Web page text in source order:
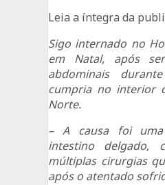
Leia a íntegra da
Sigo internado no
em Natal, após
abdominais
cumpria no interior
Norte.
– A causa foi uma
intestino delgado,
múltiplas cirurgias
após o atentado